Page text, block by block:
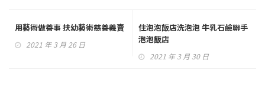
用藝術做善事 扶幼藝術慈善義賣
2021 年 3 月 26 日
住泡泡飯店洗泡泡 牛乳石鹼聯手
泡泡飯店
2021 年 3 月 30 日